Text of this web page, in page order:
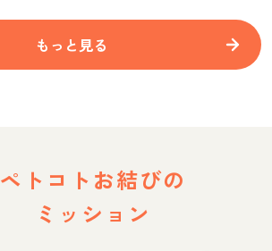
もっと見る
ペトコトお結びの
ミッション